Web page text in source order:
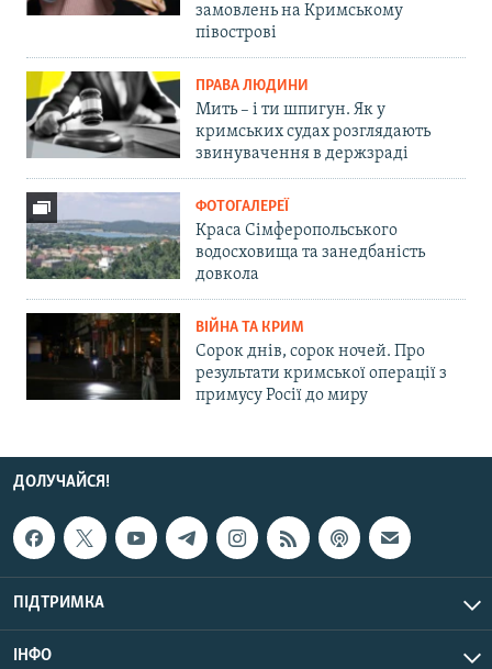
замовлень на Кримському
півострові
ПРАВА ЛЮДИНИ
Мить – і ти шпигун. Як у
кримських судах розглядають
звинувачення в держзраді
ФОТОГАЛЕРЕЇ
Краса Сімферопольського
водосховища та занедбаність
довкола
ВІЙНА ТА КРИМ
Сорок днів, сорок ночей. Про
результати кримської операції з
примусу Росії до миру
ДОЛУЧАЙСЯ!
ПІДТРИМКА
ІНФО